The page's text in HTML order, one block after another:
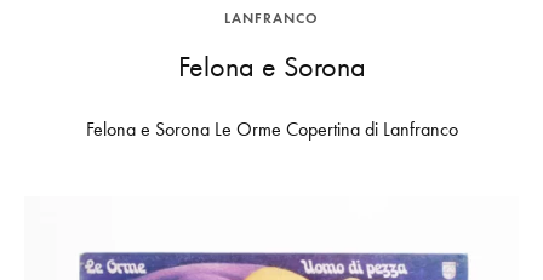
LANFRANCO
Felona e Sorona
Felona e Sorona Le Orme Copertina di Lanfranco